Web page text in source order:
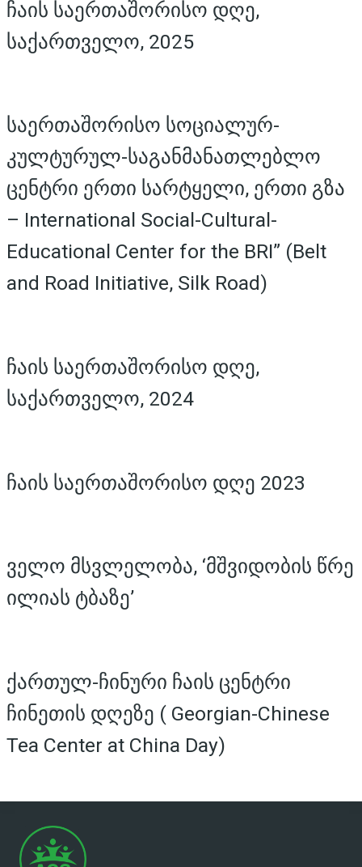
ჩაის საერთაშორისო დღე,
საქართველო, 2025
საერთაშორისო სოციალურ-
კულტურულ-საგანმანათლებლო
ცენტრი ერთი სარტყელი, ერთი გზა
– International Social-Cultural-
Educational Center for the BRI” (Belt
and Road Initiative, Silk Road)
ჩაის საერთაშორისო დღე,
საქართველო, 2024
ჩაის საერთაშორისო დღე 2023
ველო მსვლელობა, ‘მშვიდობის წრე
ილიას ტბაზე’
ქართულ-ჩინური ჩაის ცენტრი
ჩინეთის დღეზე ( Georgian-Chinese
Tea Center at China Day)